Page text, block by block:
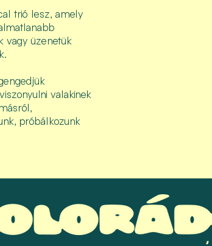
trió lesz, amely
vagy üzenetük
valakinek
próbálkozunk